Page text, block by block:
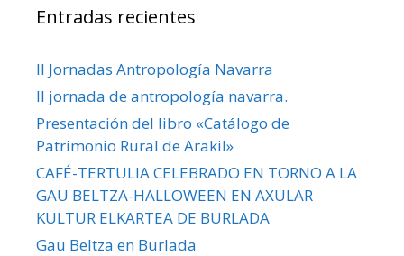
Entradas recientes
II Jornadas Antropología Navarra
II jornada de antropología navarra.
Presentación del libro «Catálogo de
Patrimonio Rural de Arakil»
CAFÉ-TERTULIA CELEBRADO EN TORNO A LA
GAU BELTZA-HALLOWEEN EN AXULAR
KULTUR ELKARTEA DE BURLADA
Gau Beltza en Burlada